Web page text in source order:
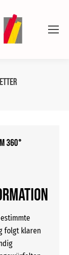
360°
folgt klaren